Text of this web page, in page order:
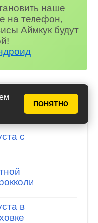
ПОНЯТНО
наше
на телефон,
Аймкук будут
духовке
с
в